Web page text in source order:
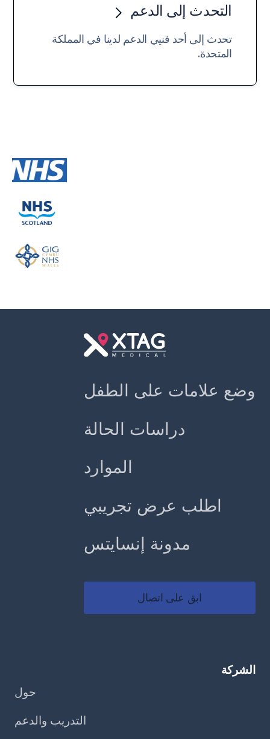
التحدث إلى الدعم
تحدث إلى أحد فنيي الدعم لدينا في المملكة
المتحدة.
وضع علامات على الطفل
دراسات الحالة
الموارد
اطلب عرض تجريبي
مدونة إنسايتس
ابق على اتصال
الشركة
حول
التدريب والدعم